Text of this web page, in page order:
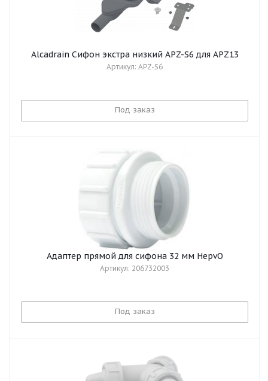
Alcadrain Сифон экстра низкий APZ-S6 для APZ13
Артикул: APZ-S6
Под заказ
Адаптер прямой для сифона 32 мм HepvO
Артикул: 206732003
Под заказ